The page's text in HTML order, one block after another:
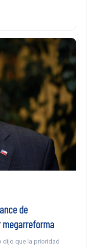
de
dijo que la prioridad